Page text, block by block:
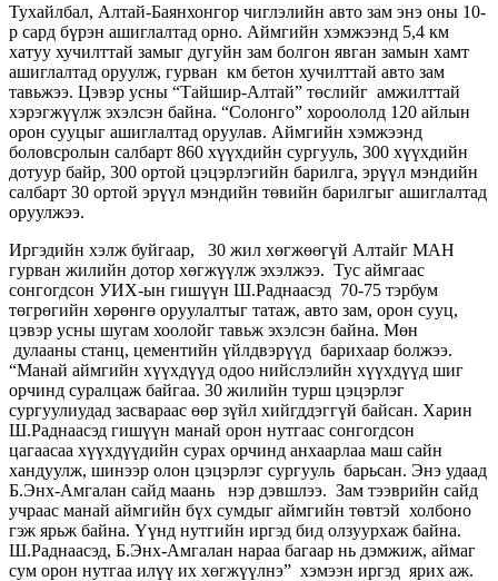
Тухайлбал, Алтай-Баянхонгор чиглэлийн авто зам энэ оны 10-
р сард бүрэн ашиглалтад орно. Аймгийн хэмжээнд 5,4 км
хатуу хучилттай замыг дугуйн зам болгон явган замын хамт
ашиглалтад оруулж, гурван км бетон хучилттай авто зам
тавьжээ. Цэвэр усны “Тайшир-Алтай” төслийг амжилттай
хэрэгжүүлж эхэлсэн байна. “Солонго” хороололд 120 айлын
орон сууцыг ашиглалтад оруулав. Аймгийн хэмжээнд
боловсролын салбарт 860 хүүхдийн сургууль, 300 хүүхдийн
дотуур байр, 300 ортой цэцэрлэгийн барилга, эрүүл мэндийн
салбарт 30 ортой эрүүл мэндийн төвийн барилгыг ашиглалтад
оруулжээ.
Иргэдийн хэлж буйгаар, 30 жил хөгжөөгүй Алтайг МАН
гурван жилийн дотор хөгжүүлж эхэлжээ. Тус аймгаас
сонгогдсон УИХ-ын гишүүн Ш.Раднаасэд 70-75 тэрбум
төгрөгийн хөрөнгө оруулалтыг татаж, авто зам, орон сууц,
цэвэр усны шугам хоолойг тавьж эхэлсэн байна. Мөн
дулааны станц, цементийн үйлдвэрүүд барихаар болжээ.
“Манай аймгийн хүүхдүүд одоо нийслэлийн хүүхдүүд шиг
орчинд суралцаж байгаа. 30 жилийн турш цэцэрлэг
сургуулиудад засвараас өөр зүйл хийгддэггүй байсан. Харин
Ш.Раднаасэд гишүүн манай орон нутгаас сонгогдсон
цагаасаа хүүхдүүдийн сурах орчинд анхаарлаа маш сайн
хандуулж, шинээр олон цэцэрлэг сургууль барьсан. Энэ удаад
Б.Энх-Амгалан сайд маань нэр дэвшлээ. Зам тээврийн сайд
учраас манай аймгийн бүх сумдыг аймгийн төвтэй холбоно
гэж ярьж байна. Үүнд нутгийн иргэд бид олзуурхаж байна.
Ш.Раднаасэд, Б.Энх-Амгалан нараа багаар нь дэмжиж, аймаг
сум орон нутгаа илүү их хөгжүүлнэ” хэмээн иргэд ярих аж.